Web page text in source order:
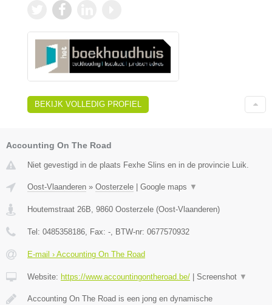
BEKIJK VOLLEDIG PROFIEL
Accounting On The Road
Niet gevestigd in de plaats Fexhe Slins en in de provincie Luik.
Oost-Vlaanderen » Oosterzele Google maps ▼
Houtemstraat 26B, 9860 Oosterzele (Oost-Vlaanderen)
Tel: 0485358186, Fax: -, BTW-nr: 0677570932
E-mail › Accounting On The Road
Website: https://www.accountingontheroad.be/ Screenshot ▼
Accounting On The Road is een jong en dynamische